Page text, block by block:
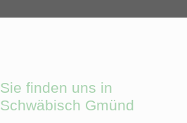
Sie finden uns in
Schwäbisch Gmünd